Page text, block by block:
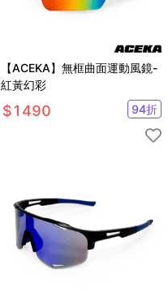
【ACEKA】無框曲面運動風鏡-
紅黃幻彩
$1490 94折